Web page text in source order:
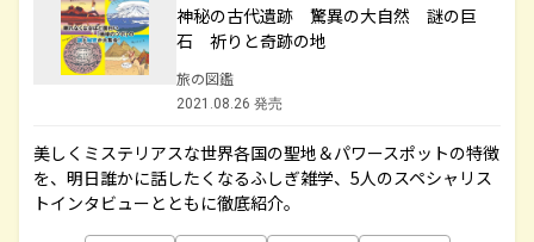
神秘の古代遺跡 驚異の大自然 謎の巨
石 祈りと奇跡の地
旅の図鑑
2021.08.26 発売
美しくミステリアスな世界各国の聖地＆パワースポットの特徴
を、明日誰かに話したくなるふしぎ雑学、5人のスペシャリス
トインタビューとともに徹底紹介。